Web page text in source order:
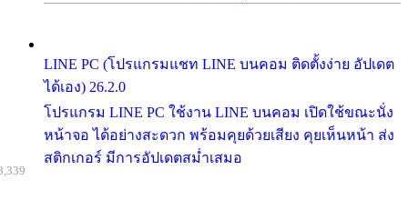
LINE PC (โปรแกรมแชท LINE บนคอม ติดตั้งง่าย อัปเดต
ได้เอง) 26.2.0
โปรแกรม LINE PC ใช้งาน LINE บนคอม เปิดใช้ขณะนั่ง
หน้าจอ ได้อย่างสะดวก พร้อมคุยด้วยเสียง คุยเห็นหน้า ส่ง
สติกเกอร์ มีการอัปเดตสม่ำเสมอ